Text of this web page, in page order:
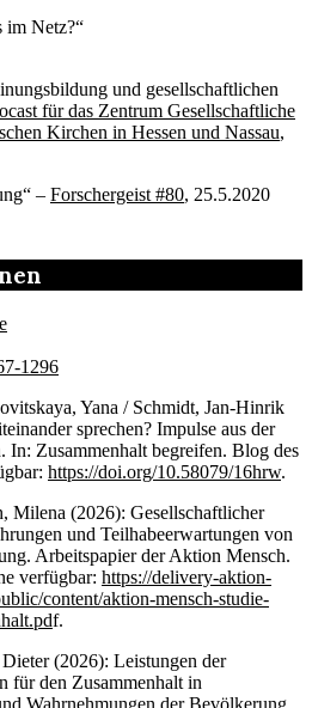
im Netz?“
und gesellschaftlichen
für das Zentrum Gesellschaftliche
Kirchen in Hessen und Nassau,
– Forschergeist #80, 25.5.2020
1296
Yana / Schmidt, Jan-Hinrik
sprechen? Impulse aus der
In: Zusammenhalt begreifen. Blog des
https://doi.org/10.58079/16hrw.
Milena (2026): Gesellschaftlicher
und Teilhabeerwartungen von
Arbeitspapier der Aktion Mensch.
verfügbar: https://delivery-aktion-
content/aktion-mensch-studie-
f.
(2026): Leistungen der
für den Zusammenhalt in
Wahrnehmungen der Bevölkerung